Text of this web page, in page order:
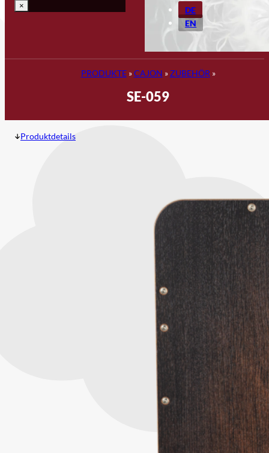
×
DE
EN
PRODUKTE»CAJON » ZUBEHÖR »
SE-059
Produktdetails